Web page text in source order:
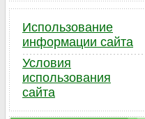
Использование
информации сайта
Условия
использования
сайта